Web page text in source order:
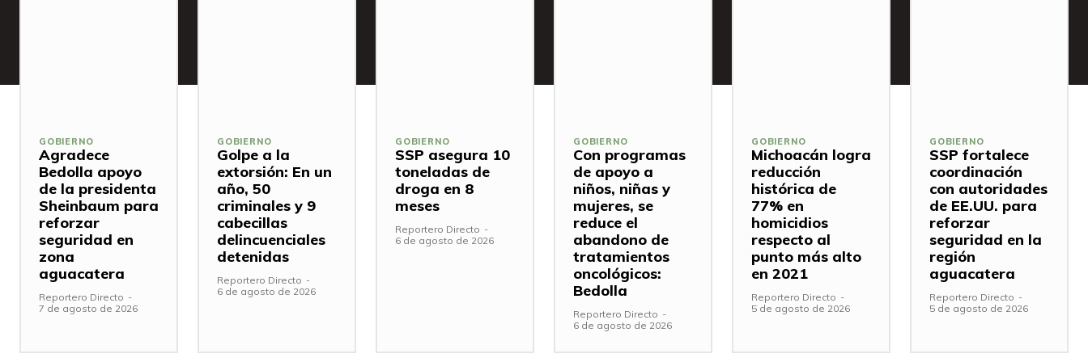
GOBIERNO
Agradece
Bedolla apoyo
de la presidenta
Sheinbaum para
reforzar
seguridad en
zona
aguacatera
Reportero Directo -
7 de agosto de 2026
GOBIERNO
Golpe a la
extorsión: En un
año, 50
criminales y 9
cabecillas
delincuenciales
detenidas
Reportero Directo -
6 de agosto de 2026
GOBIERNO
SSP asegura 10
toneladas de
droga en 8
meses
Reportero Directo -
6 de agosto de 2026
GOBIERNO
Con programas
de apoyo a
niños, niñas y
mujeres, se
reduce el
abandono de
tratamientos
oncológicos:
Bedolla
Reportero Directo -
6 de agosto de 2026
GOBIERNO
Michoacán logra
reducción
histórica de
77% en
homicidios
respecto al
punto más alto
en 2021
Reportero Directo -
5 de agosto de 2026
GOBIERNO
SSP fortalece
coordinación
con autoridades
de EE.UU. para
reforzar
seguridad en la
región
aguacatera
Reportero Directo -
5 de agosto de 2026